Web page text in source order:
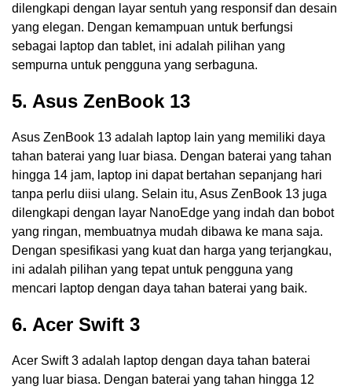
dilengkapi dengan layar sentuh yang responsif dan desain
yang elegan. Dengan kemampuan untuk berfungsi
sebagai laptop dan tablet, ini adalah pilihan yang
sempurna untuk pengguna yang serbaguna.
5. Asus ZenBook 13
Asus ZenBook 13 adalah laptop lain yang memiliki daya
tahan baterai yang luar biasa. Dengan baterai yang tahan
hingga 14 jam, laptop ini dapat bertahan sepanjang hari
tanpa perlu diisi ulang. Selain itu, Asus ZenBook 13 juga
dilengkapi dengan layar NanoEdge yang indah dan bobot
yang ringan, membuatnya mudah dibawa ke mana saja.
Dengan spesifikasi yang kuat dan harga yang terjangkau,
ini adalah pilihan yang tepat untuk pengguna yang
mencari laptop dengan daya tahan baterai yang baik.
6. Acer Swift 3
Acer Swift 3 adalah laptop dengan daya tahan baterai
yang luar biasa. Dengan baterai yang tahan hingga 12